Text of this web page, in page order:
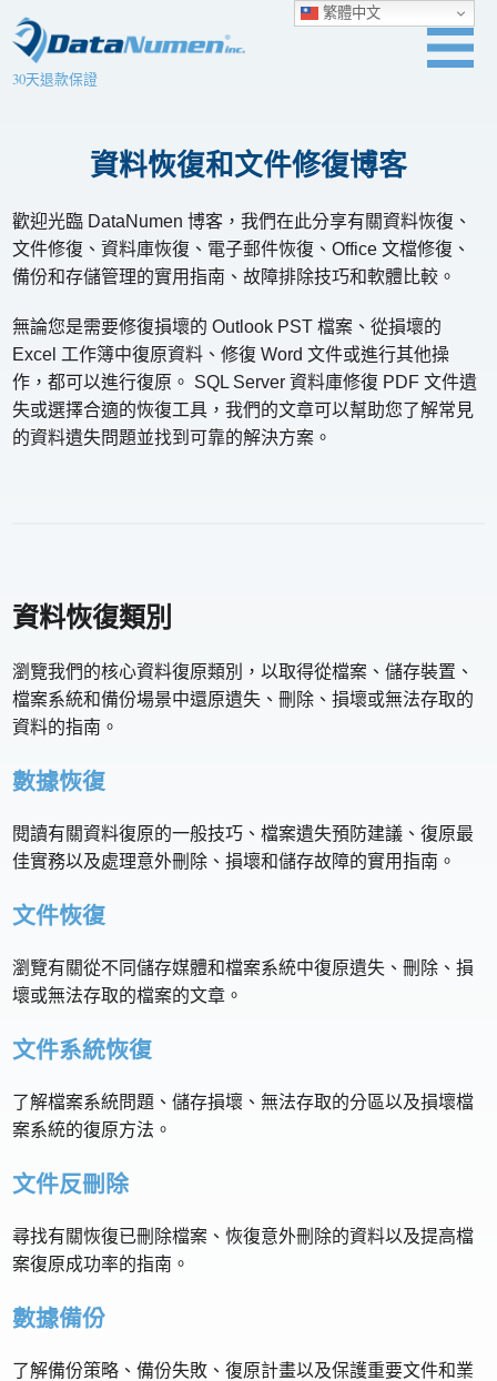
30天退款保證
資料恢復和文件修復博客
歡迎光臨 DataNumen 博客，我們在此分享有關資料恢復、
文件修復、資料庫恢復、電子郵件恢復、Office 文檔修復、
備份和存儲管理的實用指南、故障排除技巧和軟體比較。
無論您是需要修復損壞的 Outlook PST 檔案、從損壞的
Excel 工作簿中復原資料、修復 Word 文件或進行其他操
作，都可以進行復原。 SQL Server 資料庫修復 PDF 文件遺
失或選擇合適的恢復工具，我們的文章可以幫助您了解常見
的資料遺失問題並找到可靠的解決方案。
資料恢復類別
瀏覽我們的核心資料復原類別，以取得從檔案、儲存裝置、
檔案系統和備份場景中還原遺失、刪除、損壞或無法存取的
資料的指南。
數據恢復
閱讀有關資料復原的一般技巧、檔案遺失預防建議、復原最
佳實務以及處理意外刪除、損壞和儲存故障的實用指南。
文件恢復
瀏覽有關從不同儲存媒體和檔案系統中復原遺失、刪除、損
壞或無法存取的檔案的文章。
文件系統恢復
了解檔案系統問題、儲存損壞、無法存取的分區以及損壞檔
案系統的復原方法。
文件反刪除
尋找有關恢復已刪除檔案、恢復意外刪除的資料以及提高檔
案復原成功率的指南。
數據備份
了解備份策略、備份失敗、復原計畫以及保護重要文件和業
繁體中文